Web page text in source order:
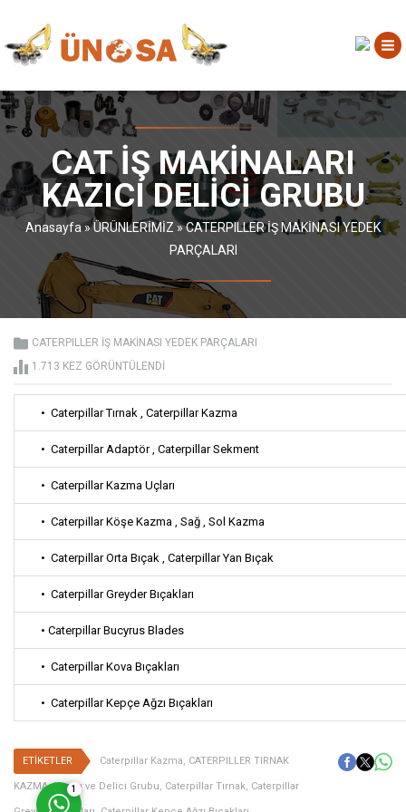
CAT İŞ MAKİNALARI
KAZICI DELİCİ GRUBU
Anasayfa »ÜRÜNLERİMİZ »CATERPILLER İŞ MAKİNASI YEDEK
PARÇALARI
CATERPILLER İŞ MAKİNASI YEDEK PARÇALARI
1.713 KEZ GÖRÜNTÜLENDI
• Caterpillar Tırnak , Caterpillar Kazma
• Caterpillar Adaptör , Caterpillar Sekment
• Caterpillar Kazma Uçları
• Caterpillar Köşe Kazma , Sağ , Sol Kazma
• Caterpillar Orta Bıçak , Caterpillar Yan Bıçak
• Caterpillar Greyder Bıçakları
• Caterpillar Bucyrus Blades
• Caterpillar Kova Bıçakları
• Caterpillar Kepçe Ağzı Bıçakları
ETİKETLER Caterpillar Kazma, CATERPILLER TIRNAK
KAZMA,Kazıcı ve Delici Grubu, Caterpillar Tırnak, Caterpillar
Müşteri Temsilcisi
1